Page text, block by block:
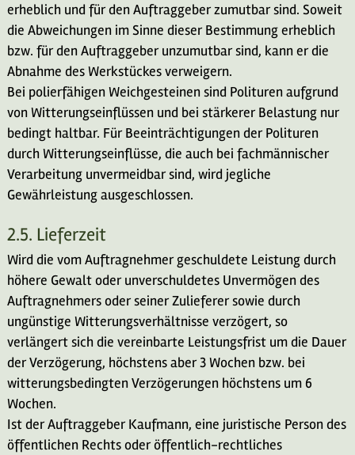
erheblich und für den Auftraggeber zumutbar sind. Soweit
die Abweichungen im Sinne dieser Bestimmung erheblich
bzw. für den Auftraggeber unzumutbar sind, kann er die
Abnahme des Werkstückes verweigern.
Bei polierfähigen Weichgesteinen sind Polituren aufgrund
von Witterungseinflüssen und bei stärkerer Belastung nur
bedingt haltbar. Für Beeinträchtigungen der Polituren
durch Witterungseinflüsse, die auch bei fachmännischer
Verarbeitung unvermeidbar sind, wird jegliche
Gewährleistung ausgeschlossen.
2.5. Lieferzeit
Wird die vom Auftragnehmer geschuldete Leistung durch
höhere Gewalt oder unverschuldetes Unvermögen des
Auftragnehmers oder seiner Zulieferer sowie durch
ungünstige Witterungsverhältnisse verzögert, so
verlängert sich die vereinbarte Leistungsfrist um die Dauer
der Verzögerung, höchstens aber 3 Wochen bzw. bei
witterungsbedingten Verzögerungen höchstens um 6
Wochen.
Ist der Auftraggeber Kaufmann, eine juristische Person des
öffentlichen Rechts oder öffentlich-rechtliches